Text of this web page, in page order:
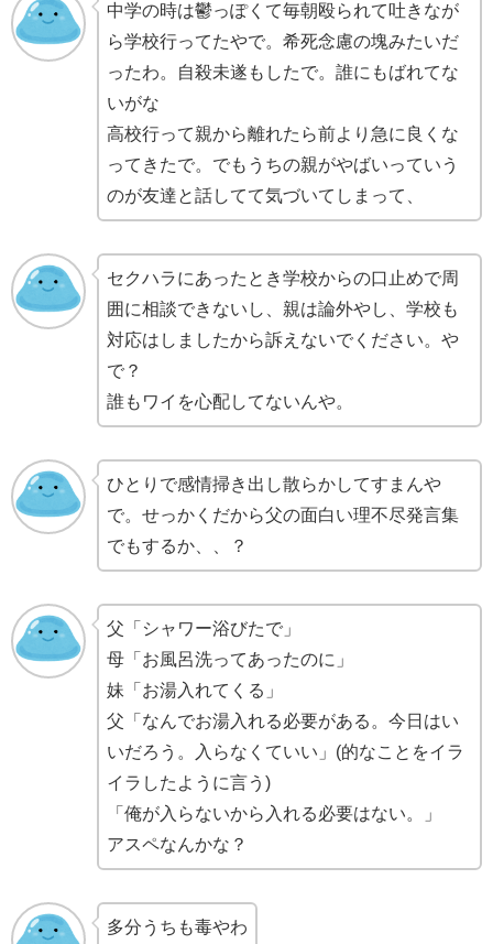
中学の時は鬱っぽくて毎朝殴られて吐きなが
ら学校行ってたやで。希死念慮の塊みたいだ
ったわ。自殺未遂もしたで。誰にもばれてな
いがな
高校行って親から離れたら前より急に良くな
ってきたで。でもうちの親がやばいっていう
のが友達と話してて気づいてしまって、
セクハラにあったとき学校からの口止めで周
囲に相談できないし、親は論外やし、学校も
対応はしましたから訴えないでください。や
で？
誰もワイを心配してないんや。
ひとりで感情掃き出し散らかしてすまんや
で。せっかくだから父の面白い理不尽発言集
でもするか、、？
父「シャワー浴びたで」
母「お風呂洗ってあったのに」
妹「お湯入れてくる」
父「なんでお湯入れる必要がある。今日はい
いだろう。入らなくていい」(的なことをイラ
イラしたように言う)
「俺が入らないから入れる必要はない。」
アスペなんかな？
多分うちも毒やわ